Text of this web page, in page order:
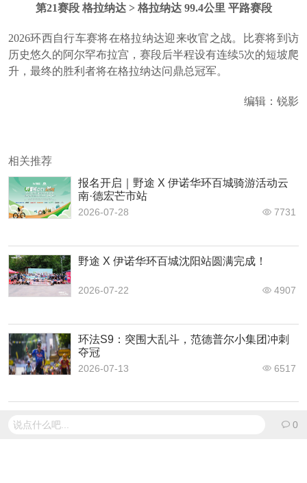
第21赛段 格拉纳达 > 格拉纳达 99.4公里 平路赛段
2026环西自行车赛将在格拉纳达迎来收官之战。比赛将到访
历史悠久的阿尔罕布拉宫，赛段后半程设有连续5次的短坡爬
升，最终的胜利者将在格拉纳达问鼎总冠军。
编辑：锐影
相关推荐
报名开启｜野途 X 伊诺华环百城骑游活动云
南·德宏芒市站
2026-07-28 7731
野途 X 伊诺华环百城沈阳站圆满完成！
2026-07-22 4907
环法S9：突围大乱斗，范德普尔小集团冲刺
夺冠
2026-07-13 6517
说点什么吧... 0